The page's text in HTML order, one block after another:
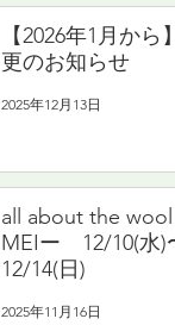
【2026年1月か
更のお知らせ
2025年12月13日
all about the
MEIー 12/10(水)
12/14(日)
2025年11月16日